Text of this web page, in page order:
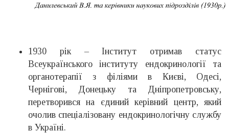
1930 рік – Інститут отримав статус
Всеукраїнського інституту ендокринології та
органотерапії з філіями в Києві, Одесі,
Чернігові, Донецьку та Дніпропетровську,
перетворився на єдиний керівний центр, який
очолив спеціалізовану ендокринологічну службу
в Україні.